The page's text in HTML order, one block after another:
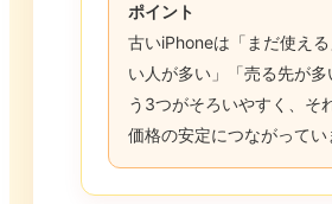
ポイント
古いiPhoneは「まだ使え
い人が多い」「売る先が
う3つがそろいやすく、そ
価格の安定につながってい